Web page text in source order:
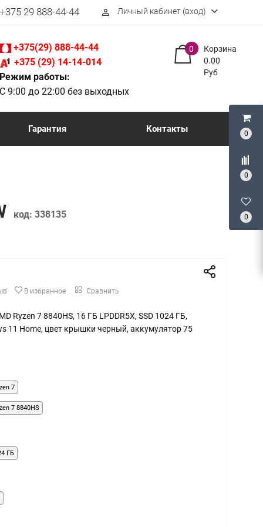
0
0
0
29 888-44-44 perm_identity Личный кабинет (вход)
+375(29) 888-44-44
+375 (29) 14-14-014
Режим работы:
С 9:00 до 22:00 без выходных
Корзина
0
0.00
Руб
Гарантия Контакты
код: 338135
В избранное Сравнить
Ryzen 7 8840HS, 16 ГБ LPDDR5X, SSD 1024 ГБ,
11 Home, цвет крышки черный, аккумулятор 75
7
7 8840HS
ГБ